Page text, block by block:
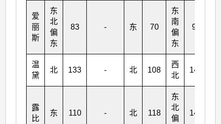
爱
丽
斯
东
北
偏
东
83 - 东 70
东
南
偏
东
90
温
黛
北 133 - 北 108
西
北
148
露
比
东 110 - 北 118
东
北
偏
148